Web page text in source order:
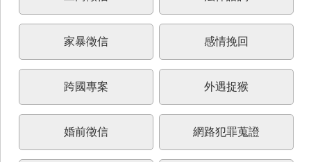
家暴徵信 感情挽回
跨國專案 外遇捉猴
婚前徵信 網路犯罪蒐證